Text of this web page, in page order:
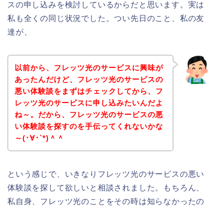
スの申し込みを検討しているからだと思います。実は
私も全くの同じ状況でした。つい先日のこと、私の友
達が、
以前から、フレッツ光のサービスに興味が
あったんだけど、フレッツ光のサービスの
悪い体験談をまずはチェックしてから、フ
レッツ光のサービスに申し込みたいんだよ
ね～。だから、フレッツ光のサービスの悪
い体験談を探すのを手伝ってくれないかな
～(･∀･`*)＾＾
という感じで、いきなりフレッツ光のサービスの悪い
体験談を探して欲しいと相談されました。もちろん、
私自身、フレッツ光のことをその時は知らなかったの